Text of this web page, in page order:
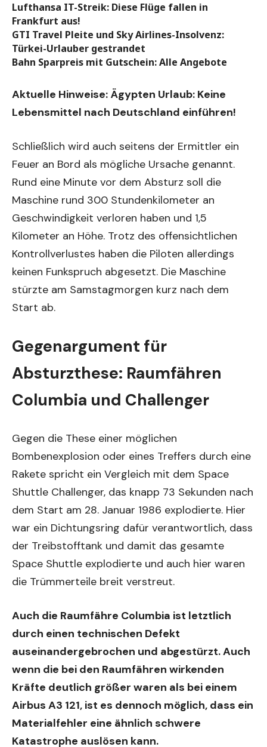
Lufthansa IT-Streik: Diese Flüge fallen in
Frankfurt aus!
GTI Travel Pleite und Sky Airlines-Insolvenz:
Türkei-Urlauber gestrandet
Bahn Sparpreis mit Gutschein: Alle Angebote
Aktuelle Hinweise: Ägypten Urlaub: Keine
Lebensmittel nach Deutschland einführen!
Schließlich wird auch seitens der Ermittler ein
Feuer an Bord als mögliche Ursache genannt.
Rund eine Minute vor dem Absturz soll die
Maschine rund 300 Stundenkilometer an
Geschwindigkeit verloren haben und 1,5
Kilometer an Höhe. Trotz des offensichtlichen
Kontrollverlustes haben die Piloten allerdings
keinen Funkspruch abgesetzt. Die Maschine
stürzte am Samstagmorgen kurz nach dem
Start ab.
Gegenargument für
Absturzthese: Raumfähren
Columbia und Challenger
Gegen die These einer möglichen
Bombenexplosion oder eines Treffers durch eine
Rakete spricht ein Vergleich mit dem Space
Shuttle Challenger, das knapp 73 Sekunden nach
dem Start am 28. Januar 1986 explodierte. Hier
war ein Dichtungsring dafür verantwortlich, dass
der Treibstofftank und damit das gesamte
Space Shuttle explodierte und auch hier waren
die Trümmerteile breit verstreut.
Auch die Raumfähre Columbia ist letztlich
durch einen technischen Defekt
auseinandergebrochen und abgestürzt. Auch
wenn die bei den Raumfähren wirkenden
Kräfte deutlich größer waren als bei einem
Airbus A3 121, ist es dennoch möglich, dass ein
Materialfehler eine ähnlich schwere
Katastrophe auslösen kann.